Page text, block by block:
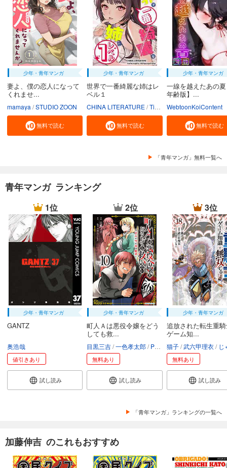
少年・青年マンガ
妻よ、僕の恋人になって
くれませ...
mamaya STUDIO ZOON
無料で読む
少年・青年マンガ
世界で一番綺麗な姉はレ
ベル１
CHINA LITERATURE Tiankongshu Mangongchang
無料で読む
少年・青年マンガ
一線を越えたあの
年齢版】...
WebtoonKoiContent
無料で読む
「青年マンガ」無料一覧へ
青年マンガ ランキング
1位
少年・青年マンガ
GANTZ
奥浩哉
値引きあり
試し読み
2位
少年・青年マンガ
町人Ａは悪役令嬢をどう
しても救...
目黒三吉 一色孝太郎 Parum
無料あり
試し読み
3位
少年・青年マンガ
追放された転生重
ゲーム知...
猫子 武六甲理衣 じゃ
無料あり
試し読み
「青年マンガ」ランキングの一覧へ
加藤伸吉 のこれもおすすめ